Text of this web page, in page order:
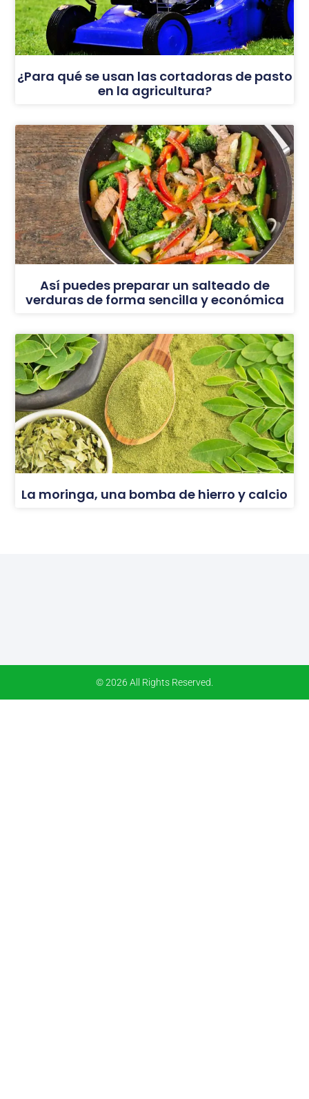
¿Para qué se usan las cortadoras de pasto
en la agricultura?
Así puedes preparar un salteado de
verduras de forma sencilla y económica
La moringa, una bomba de hierro y calcio
© 2026 All Rights Reserved.